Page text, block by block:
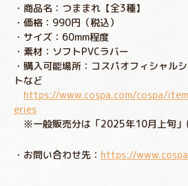
・商品名：つままれ【全3種】
・価格：990円（税込）
・サイズ：60mm程度
・素材：ソフトPVCラバー
・購入可能場所：コスパオフィシャル
トなど
https://www.cospa.com/cospa/
eries
※一般販売分は「2025年10月上旬」
・お問い合わせ先： https://